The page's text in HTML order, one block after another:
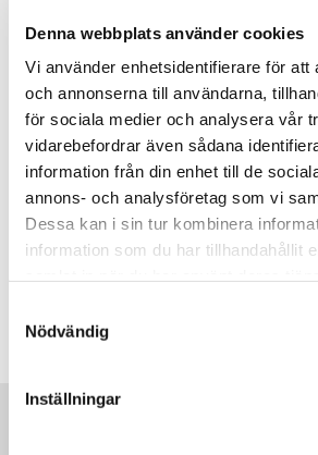
Denna webbplats använder cookies
Vi använder enhetsidentifierare för att
och annonserna till användarna,
för sociala medier och analysera vår
vidarebefordrar även sådana
information från din enhet till de
annons- och analysföretag som vi
Dessa kan i sin tur kombinera
information som du har tillhandahållit
Nödvändig
Inställningar
För att ange betyg för
LOGGA IN SKAPA
Var först med att betygsätta